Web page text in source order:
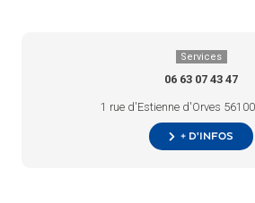
Services
06 63 07 43 47
1 rue d'Estienne d'Orves
+ d’infos